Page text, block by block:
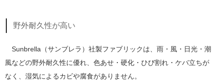
野外耐久性が高い
Sunbrella（サンブレラ）社製ファブリックは、雨・風・日光・潮
風などの野外耐久性に優れ、色あせ・硬化・ひび割れ・ケバ立ちが
なく、湿気によるカビや腐食がありません。